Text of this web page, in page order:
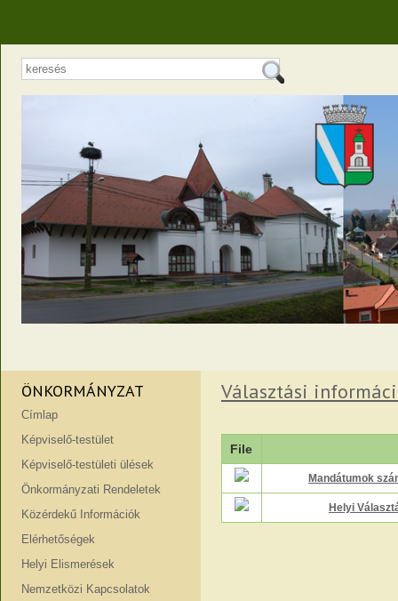
ÖNKORMÁNYZAT
Címlap
Képviselő-testület
Képviselő-testületi ülések
Önkormányzati Rendeletek
Közérdekű Információk
Elérhetőségek
Helyi Elismerések
Nemzetközi Kapcsolatok
Választási
File
Mandátumok
Helyi